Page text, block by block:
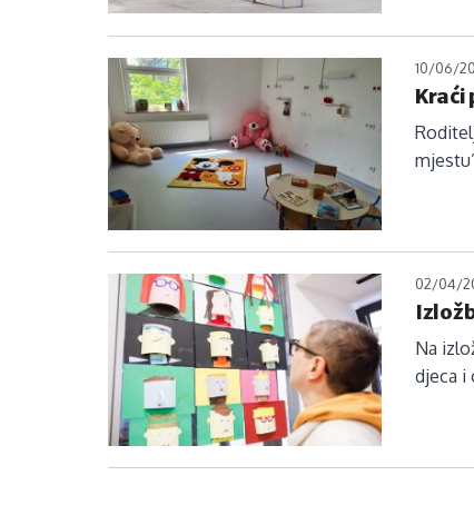
10/06/
Kraći
02/04/
Na
djeca i